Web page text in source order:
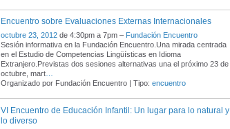
Encuentro sobre Evaluaciones Externas Internacionales
octubre 23, 2012 de 4:30pm a 7pm – Fundación Encuentro
Sesión informativa en la Fundación Encuentro.Una mirada centrada
en el Estudio de Competencias Lingüísticas en Idioma
Extranjero.Previstas dos sesiones alternativas una el próximo 23 de
octubre, mart
Organizado por Fundación Encuentro | Tipo: encuentro
VI Encuentro de Educación Infantil: Un lugar para lo natural y
lo diverso